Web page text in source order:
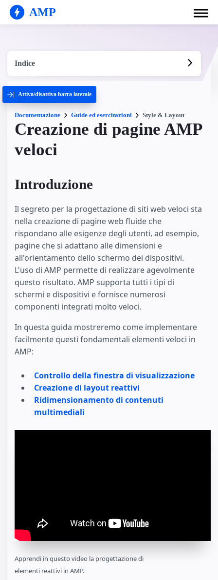
AMP
Indice
Attiva/disattiva barra laterale
Documentazione Guide ed esercitazioni Style & Layout
Creazione di pagine AMP
veloci
Introduzione
Il segreto per la progettazione di siti web veloci sta
nella creazione di pagine web fluide che
rispondano alle esigenze degli utenti, ad esempio,
pagine che si adattano alle dimensioni e
all'orientamento dello schermo dei dispositivi.
L'uso di AMP permette di realizzare agevolmente
questo risultato. AMP supporta tutti i tipi di
schermi e dispositivi e fornisce numerosi
componenti integrati molto veloci.
In questa guida mostreremo come implementare
facilmente questi fondamentali elementi veloci in
AMP:
Controllo della finestra di visualizzazione
Creazione di layout reattivi
Ridimensionamento di contenuti
multimediali
Apprendi in questo video la progettazione di
elementi reattivi in AMP.